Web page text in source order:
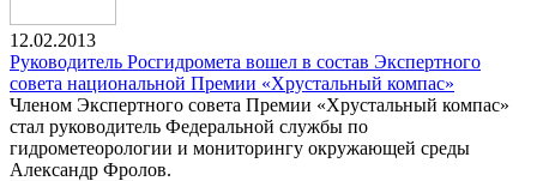
12.02.2013
Руководитель Росгидромета вошел в состав Экспертного
совета национальной Премии «Хрустальный компас»
Членом Экспертного совета Премии «Хрустальный компас»
стал руководитель Федеральной службы по
гидрометеорологии и мониторингу окружающей среды
Александр Фролов.